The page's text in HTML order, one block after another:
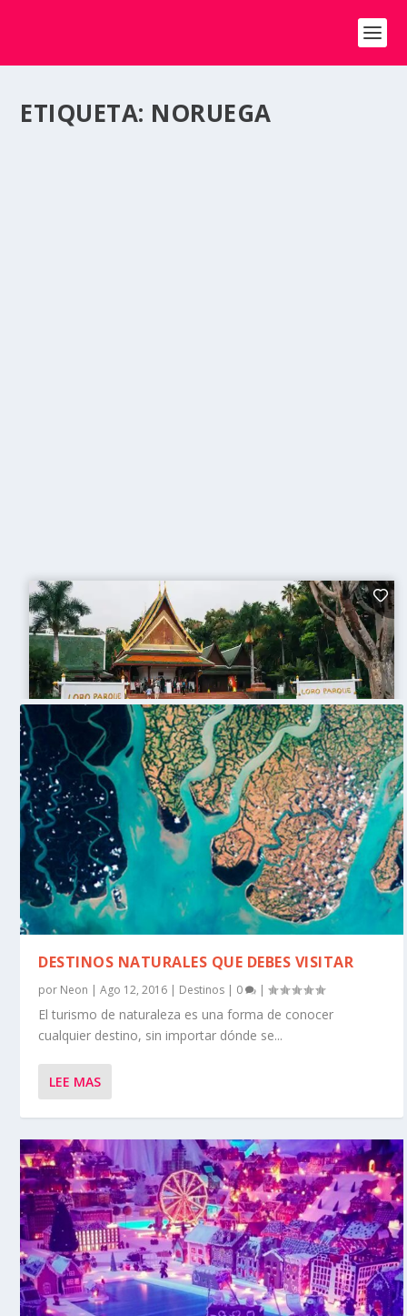
ETIQUETA: NORUEGA
DESTINOS NATURALES QUE DEBES VISITAR
por Neon |Ago 12, 2016 | Destinos | 0 |
El turismo de naturaleza es una forma de conocer
cualquier destino, sin importar dónde se...
LEE MAS